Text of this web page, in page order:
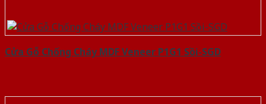
Cửa Gỗ Chống Cháy MDF Veneer P1G1 Sồi-SGD